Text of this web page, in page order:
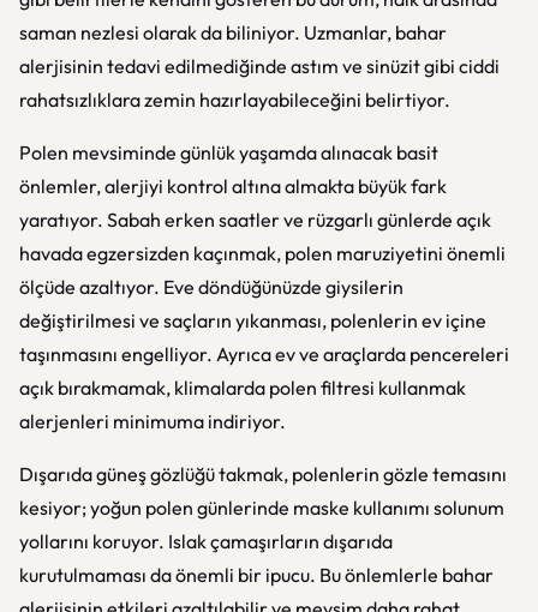
saman nezlesi olarak da biliniyor. Uzmanlar, bahar
alerjisinin tedavi edilmediğinde astım ve sinüzit gibi ciddi
rahatsızlıklara zemin hazırlayabileceğini belirtiyor.
Polen mevsiminde günlük yaşamda alınacak basit
önlemler, alerjiyi kontrol altına almakta büyük fark
yaratıyor. Sabah erken saatler ve rüzgarlı günlerde açık
havada egzersizden kaçınmak, polen maruziyetini önemli
ölçüde azaltıyor. Eve döndüğünüzde giysilerin
değiştirilmesi ve saçların yıkanması, polenlerin ev içine
taşınmasını engelliyor. Ayrıca ev ve araçlarda pencereleri
açık bırakmamak, klimalarda polen filtresi kullanmak
alerjenleri minimuma indiriyor.
Dışarıda güneş gözlüğü takmak, polenlerin gözle temasını
kesiyor; yoğun polen günlerinde maske kullanımı solunum
yollarını koruyor. Islak çamaşırların dışarıda
kurutulmaması da önemli bir ipucu. Bu önlemlerle bahar